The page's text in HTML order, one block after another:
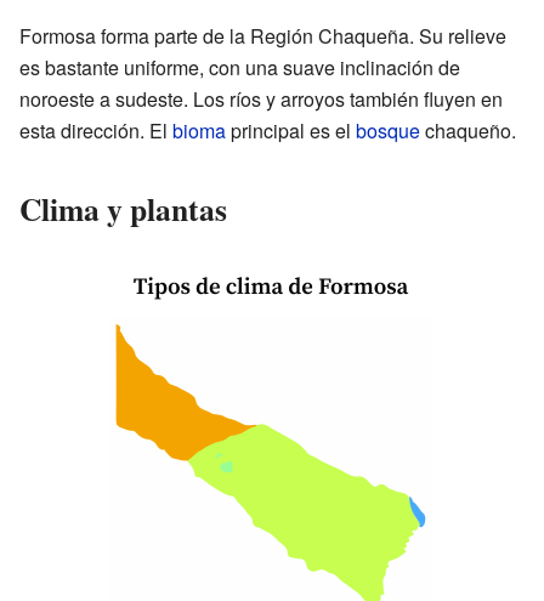
Formosa forma parte de la Región Chaqueña. Su relieve
es bastante uniforme, con una suave inclinación de
noroeste a sudeste. Los ríos y arroyos también fluyen en
esta dirección. El biomaprincipal es el bosquechaqueño.
Clima y plantas